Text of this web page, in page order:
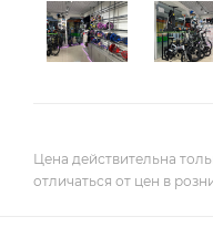
Цена действительна
отличаться от цен в